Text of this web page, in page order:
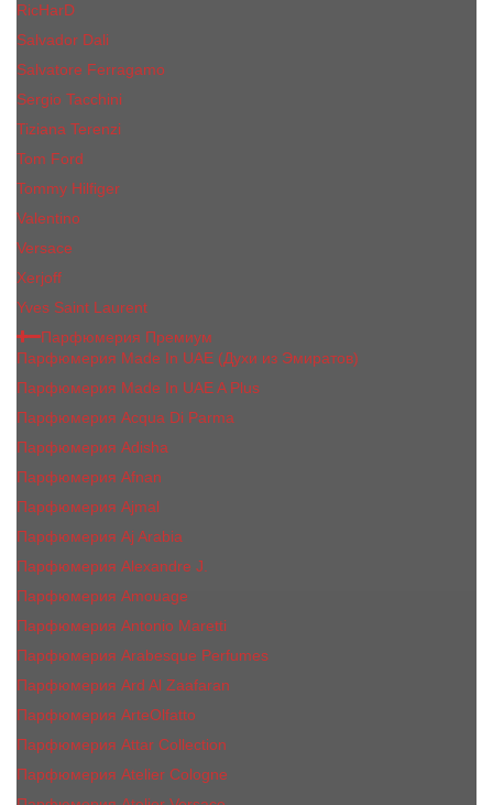
RicHarD
Salvador Dali
Salvatore Ferragamo
Sergio Tacchini
Tiziana Terenzi
Tom Ford
Tommy Hilfiger
Valentino
Versace
Xerjoff
Yves Saint Laurent
Парфюмерия Премиум
Парфюмерия Made In UAE (Духи из Эмиратов)
Парфюмерия Made In UAE A Plus
Парфюмерия Acqua Di Parma
Парфюмерия Adisha
Парфюмерия Afnan
Парфюмерия Ajmal
Парфюмерия Aj Arabia
Парфюмерия Alexandre J.
Парфюмерия Amouage
Парфюмерия Antonio Maretti
Парфюмерия Arabesque Perfumes
Парфюмерия Ard Al Zaafaran
Парфюмерия ArteOlfatto
Парфюмерия Attar Collection
Парфюмерия Atelier Cologne